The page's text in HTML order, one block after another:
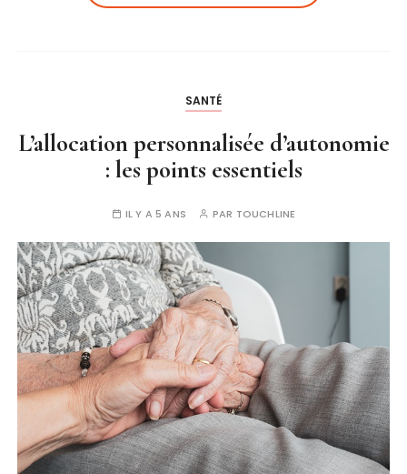
SANTÉ
L’allocation personnalisée d’autonomie
: les points essentiels
IL Y A 5 ANS PAR TOUCHLINE